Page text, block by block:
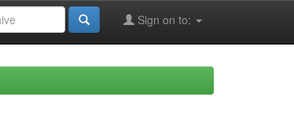
Sign on to: